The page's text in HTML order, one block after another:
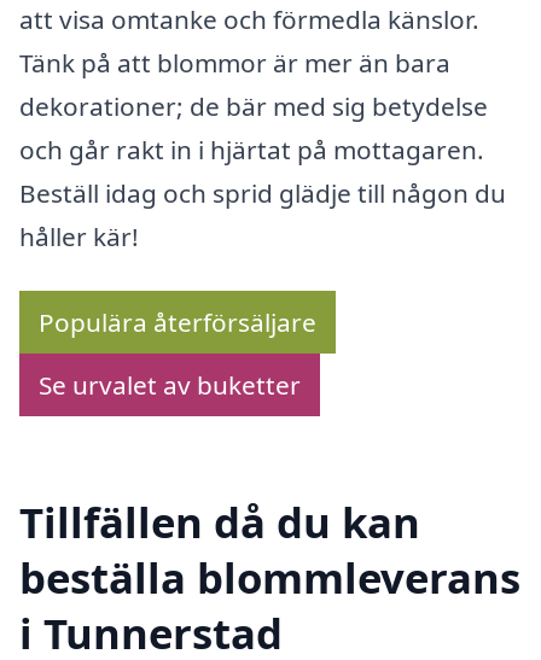
att visa omtanke och förmedla känslor.
Tänk på att blommor är mer än bara
dekorationer; de bär med sig betydelse
och går rakt in i hjärtat på mottagaren.
Beställ idag och sprid glädje till någon du
håller kär!
Populära återförsäljare
Se urvalet av buketter
Tillfällen då du kan
beställa blommleverans
i Tunnerstad